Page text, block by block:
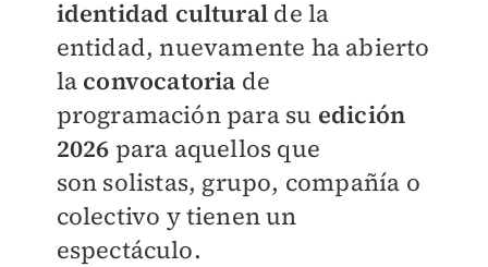
identidad cultural de la
entidad,nuevamente ha abierto
la convocatoria de
programación para su edición
2026 para aquellos que
son solistas, grupo, compañía o
colectivo y tienen un
espectáculo.